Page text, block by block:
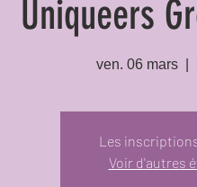
Uniqueers
ven. 06 mars
Les
Voir d'autres